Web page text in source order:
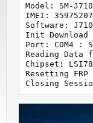
Model: SM-
IMEI:
Software:
Init Download
Port: COM4 :
Reading Data
Chipset:
Resetting
Closing